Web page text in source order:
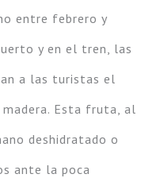
entre febrero y
y en el tren, las
a las turistas el
madera. Esta fruta, al
deshidratado o
ante la poca